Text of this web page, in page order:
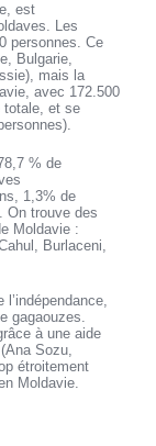
est
Les
personnes. Ce
Bulgarie,
mais la
avec 172.500
totale, et se
% de
1,3% de
On trouve des
Moldavie :
Burlaceni,
gagaouzes.
à une aide
Sozu,
étroitement
Moldavie.